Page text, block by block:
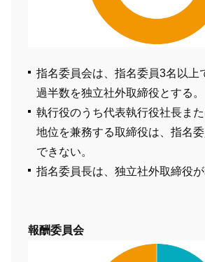
指名委員会は、指名委員3名以上
過半数を独立社外取締役とする。
執行役のうち代表執行役社長ま
地位を兼務する取締役は、指名
できない。
指名委員長は、独立社外取締役が
報酬委員会